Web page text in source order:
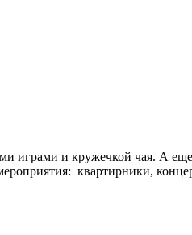
играми и кружечкой чая. А
квартирники,